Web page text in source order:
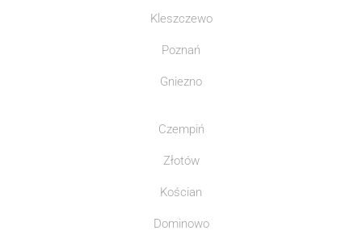
Kleszczewo
Poznań
Gniezno
Czempiń
Złotów
Kościan
Dominowo